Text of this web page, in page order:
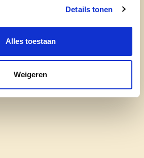
Details tonen
Alles toestaan
Weigeren
doel werken en iets
in te zetten voor alle bewoners